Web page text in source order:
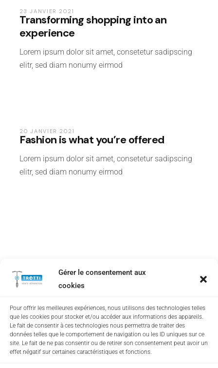
Gérer le consentement aux
cookies
Pour offrir les meilleures expériences, nous utilisons des technologies telles
que les cookies pour stocker et/ou accéder aux informations des appareils.
Le fait de consentir à ces technologies nous permettra de traiter des
données telles que le comportement de navigation ou les ID uniques sur ce
site. Le fait de ne pas consentir ou de retirer son consentement peut avoir un
effet négatif sur certaines caractéristiques et fonctions.
23 JANVIER 2021
Transforming shopping into an
experience
Lorem ipsum dolor sit amet, consetetur sadipscing
elitr, sed diam nonumy eirmod
20 JANVIER 2021
Fashion is what you’re offered
Lorem ipsum dolor sit amet, consetetur sadipscing
elitr, sed diam nonumy eirmod
20 JANVIER 2021
Expert advice on woodworking and
furniture making